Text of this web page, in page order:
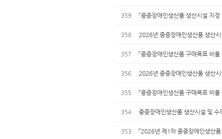
359 「중증장애인생산품 생산시설 지
358 2026년 중증장애인생산품 생산
357 「중증장애인생산품 구매목표 비
356 2026년 중증장애인생산품 생산
355 「중증장애인생산품 구매목표 비
354 중증장애인생산품 생산시설 및
353 「2026년 제1차 중증장애인생산